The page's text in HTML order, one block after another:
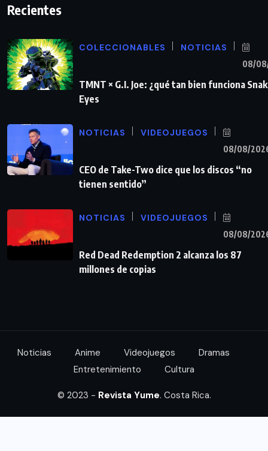
Recientes
COLECCIONABLES NOTICIAS
08/
TMNT × G.I. Joe: ¿qué tan bien funciona
Eyes
NOTICIAS VIDEOJUEGOS
08/08/
CEO de Take-Two dice que los discos “no
tienen sentido”
NOTICIAS VIDEOJUEGOS
08/08/
Red Dead Redemption 2 alcanza los 87
millones de copias
Noticias Anime Videojuegos
Dramas
Entretenimiento
Cultura
© 2023 - Revista Yume. Costa Rica.